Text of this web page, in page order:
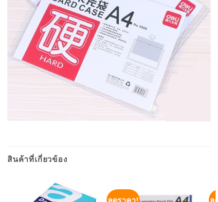
สินค้าที่เกี่ยวข้อง
ลดราคา! ล